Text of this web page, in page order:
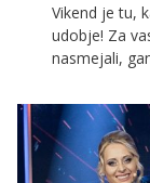
Vikend je tu,
udobje! Za
nasmejali,
bo držala
trenutka,
rezervirajte
želeli